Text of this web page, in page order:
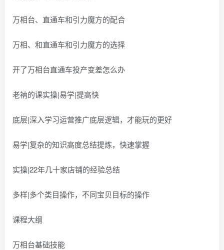
万相台、直通车和引力魔方的配合
万相、和直通车和引力魔方的选择
开了万相台直通车投产变差怎么办
老衲的课实操|易学|提高快
底层|深入学习运营推广底层逻辑，才能玩的更好
易学|复杂的知识高度总结提炼，快速掌握
实操|22年几十家店铺的经验总结
多样|多个类目操作，不同宝贝目标的操作
课程大纲
万相台基础技能